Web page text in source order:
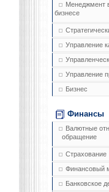
Менеджмент
бизнесе
Управление
Управление
Бизнес
Финансы
Валютные
обращение
Страхование
Финансовый
Банковское